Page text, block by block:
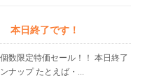
本日終了です！
数限定特価セール！！ 本日終了
ナップ たとえば・...